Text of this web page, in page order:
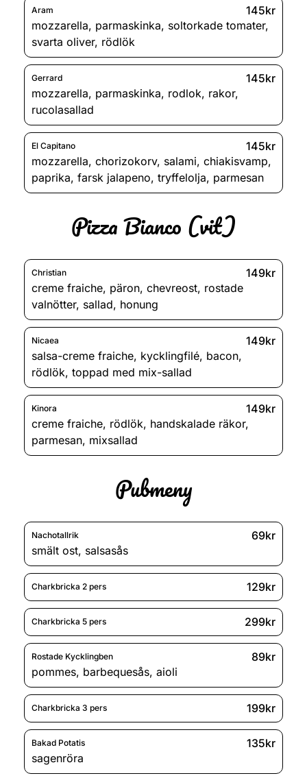
Aram
145kr
mozzarella, parmaskinka, soltorkade tomater,
svarta oliver, rödlök
Gerrard
145kr
mozzarella, parmaskinka, rodlok, rakor,
rucolasallad
El Capitano
145kr
mozzarella, chorizokorv, salami, chiakisvamp,
paprika, farsk jalapeno, tryffelolja, parmesan
Pizza Bianco (vit)
Christian
149kr
creme fraiche, päron, chevreost, rostade
valnötter, sallad, honung
Nicaea
149kr
salsa-creme fraiche, kycklingfilé, bacon,
rödlök, toppad med mix-sallad
Kinora
149kr
creme fraiche, rödlök, handskalade räkor,
parmesan, mixsallad
Pubmeny
Nachotallrik
69kr
smält ost, salsasås
Charkbricka 2 pers 129kr
Charkbricka 5 pers 299kr
Rostade Kycklingben
89kr
pommes, barbequesås, aioli
Charkbricka 3 pers 199kr
Bakad Potatis
135kr
sagenröra